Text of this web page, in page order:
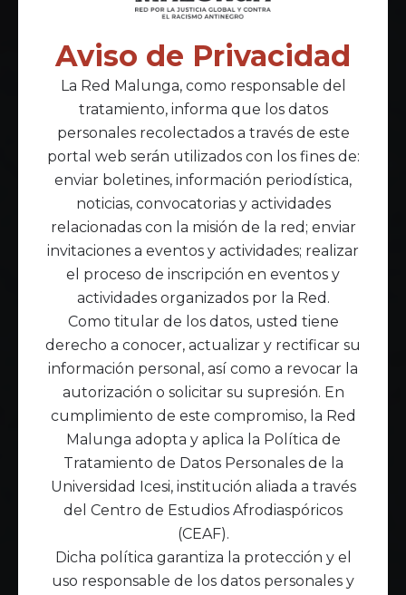
Aviso de Privacidad
La Red Malunga, como responsable del
tratamiento, informa que los datos
personales recolectados a través de este
portal web serán utilizados con los fines de:
enviar boletines, información periodística,
noticias, convocatorias y actividades
relacionadas con la misión de la red; enviar
invitaciones a eventos y actividades; realizar
el proceso de inscripción en eventos y
actividades organizados por la Red.
Como titular de los datos, usted tiene
derecho a conocer, actualizar y rectificar su
información personal, así como a revocar la
autorización o solicitar su supresión. En
cumplimiento de este compromiso, la Red
Malunga adopta y aplica la Política de
Tratamiento de Datos Personales de la
Universidad Icesi, institución aliada a través
del Centro de Estudios Afrodiaspóricos
(CEAF).
Dicha política garantiza la protección y el
uso responsable de los datos personales y